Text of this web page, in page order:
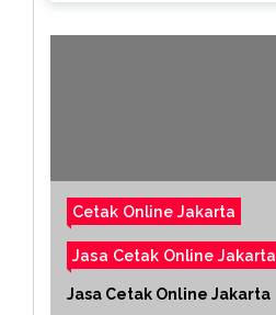
Cetak Online Jakarta
Jasa Cetak Online Jakarta
Jasa Cetak Online Jakarta